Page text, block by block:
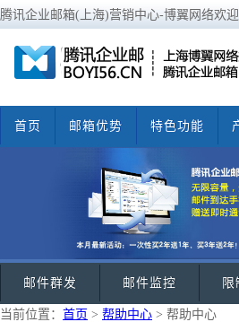
腾讯企业邮箱(上海)营销中心-博翼网络欢迎
首页 邮箱优势 特色功能
邮件群发 邮件监控 限
当前位置： 首页 > 帮助中心 > 帮助中心